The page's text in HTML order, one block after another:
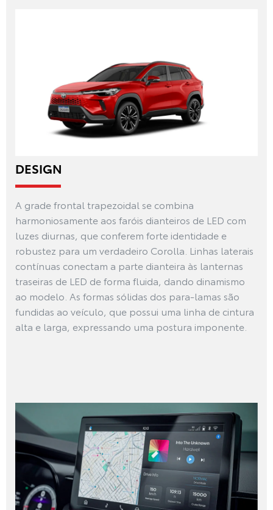
DESIGN
A grade frontal trapezoidal se combina
harmoniosamente aos faróis dianteiros de LED com
luzes diurnas, que conferem forte identidade e
robustez para um verdadeiro Corolla. Linhas laterais
contínuas conectam a parte dianteira às lanternas
traseiras de LED de forma fluida, dando dinamismo
ao modelo. As formas sólidas dos para-lamas são
fundidas ao veículo, que possui uma linha de cintura
alta e larga, expressando uma postura imponente.